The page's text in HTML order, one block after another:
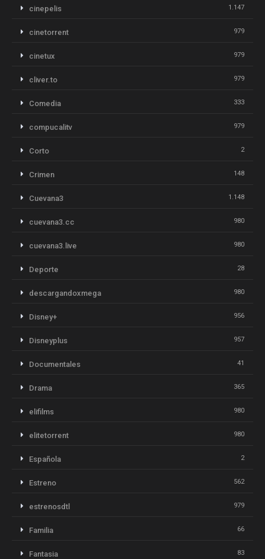
cinepelis 1.147
cinetorrent 979
cinetux 979
cliver.to 979
Comedia 333
compucalitv 979
Corto 2
Crimen 148
Cuevana3 1.148
cuevana3.cc 980
cuevana3.live 980
Deporte 28
descargandoxmega 980
Disney+ 956
Disneyplus 957
Documentales 41
Drama 365
elifilms 980
elitetorrent 980
Española 2
Estreno 562
estrenosdtl 979
Familia 66
Fantasia 83